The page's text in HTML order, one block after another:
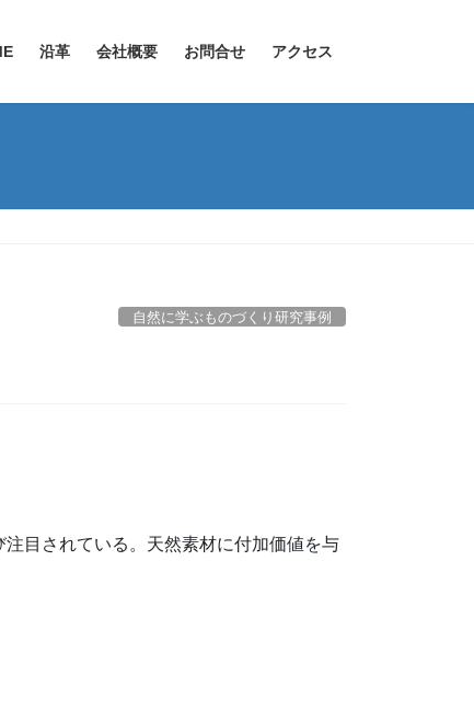
沿革 会社概要 お問合せ アクセス
自然に学ぶものづくり研究事例
目されている。天然素材に付加価値を与